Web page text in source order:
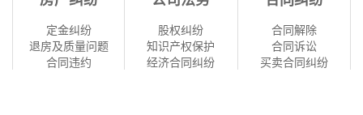
定金纠纷
退房及质量问题
合同违约
股权纠纷
知识产权保护
经济合同纠纷
合同解除
合同诉讼
买卖合同纠纷